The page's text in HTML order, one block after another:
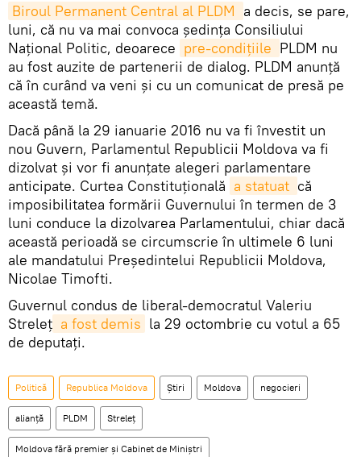
Biroul Permanent Central al PLDM a decis, se pare,
luni, că nu va mai convoca şedinţa Consiliului
Naţional Politic, deoarece pre-condiţiile PLDM nu
au fost auzite de partenerii de dialog. PLDM anunţă
că în curând va veni şi cu un comunicat de presă pe
această temă.
Dacă până la 29 ianuarie 2016 nu va fi învestit un
nou Guvern, Parlamentul Republicii Moldova va fi
dizolvat şi vor fi anunţate alegeri parlamentare
anticipate. Curtea Constituţională a statuat că
imposibilitatea formării Guvernului în termen de 3
luni conduce la dizolvarea Parlamentului, chiar dacă
această perioadă se circumscrie în ultimele 6 luni
ale mandatului Președintelui Republicii Moldova,
Nicolae Timofti.
Guvernul condus de liberal-democratul Valeriu
Streleţ a fost demis la 29 octombrie cu votul a 65
de deputaţi.
Politică Republica Moldova Știri Moldova negocieri
alianţă PLDM Streleţ
Moldova fără premier şi Cabinet de Miniştri